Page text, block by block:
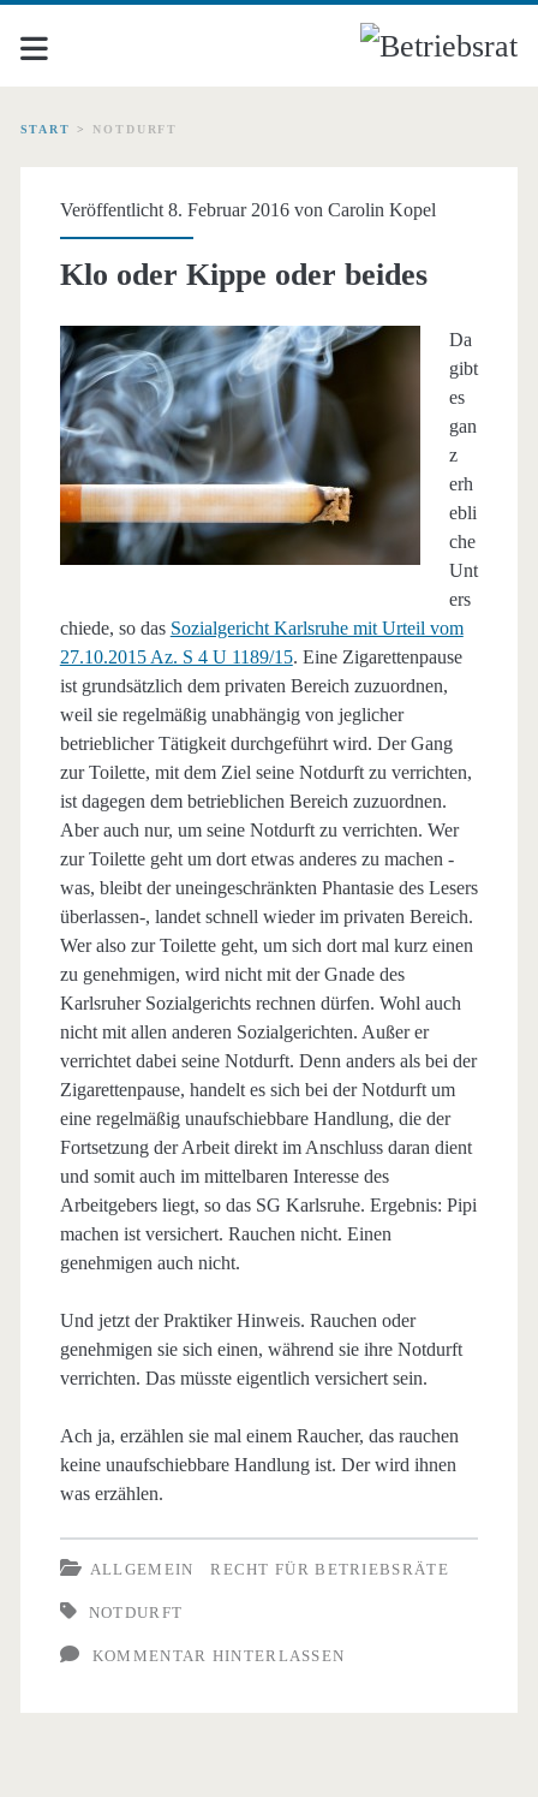
START > NOTDURFT
Schlagwort:
<span>Notdurft</span>
Veröffentlicht 8. Februar 2016 von Carolin Kopel
Klo oder Kippe oder beides
Da
gibt
es
gan
z
erh
ebli
che
Unt
ers
chiede, so das Sozialgericht Karlsruhe mit Urteil vom
27.10.2015 Az. S 4 U 1189/15. Eine Zigarettenpause
ist grundsätzlich dem privaten Bereich zuzuordnen,
weil sie regelmäßig unabhängig von jeglicher
betrieblicher Tätigkeit durchgeführt wird. Der Gang
zur Toilette, mit dem Ziel seine Notdurft zu verrichten,
ist dagegen dem betrieblichen Bereich zuzuordnen.
Aber auch nur, um seine Notdurft zu verrichten. Wer
zur Toilette geht um dort etwas anderes zu machen -
was, bleibt der uneingeschränkten Phantasie des Lesers
überlassen-, landet schnell wieder im privaten Bereich.
Wer also zur Toilette geht, um sich dort mal kurz einen
zu genehmigen, wird nicht mit der Gnade des
Karlsruher Sozialgerichts rechnen dürfen. Wohl auch
nicht mit allen anderen Sozialgerichten. Außer er
verrichtet dabei seine Notdurft. Denn anders als bei der
Zigarettenpause, handelt es sich bei der Notdurft um
eine regelmäßig unaufschiebbare Handlung, die der
Fortsetzung der Arbeit direkt im Anschluss daran dient
und somit auch im mittelbaren Interesse des
Arbeitgebers liegt, so das SG Karlsruhe. Ergebnis: Pipi
machen ist versichert. Rauchen nicht. Einen
genehmigen auch nicht.
Und jetzt der Praktiker Hinweis. Rauchen oder
genehmigen sie sich einen, während sie ihre Notdurft
verrichten. Das müsste eigentlich versichert sein.
Ach ja, erzählen sie mal einem Raucher, das rauchen
keine unaufschiebbare Handlung ist. Der wird ihnen
was erzählen.
ALLGEMEIN RECHT FÜR BETRIEBSRÄTE
NOTDURFT
KOMMENTAR HINTERLASSEN